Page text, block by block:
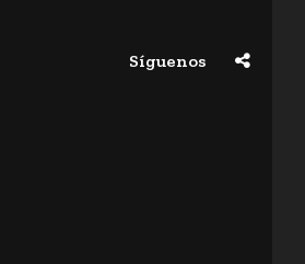
Síguenos